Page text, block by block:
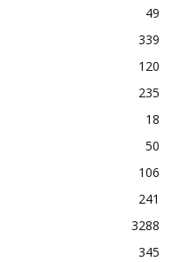
49
339
120
235
18
50
106
241
3288
345